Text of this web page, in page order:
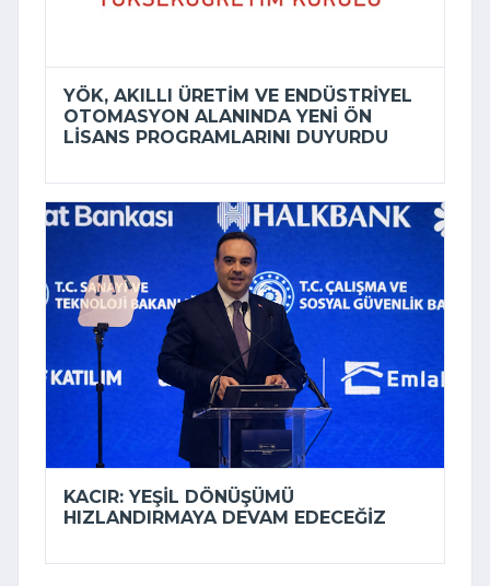
YÖK, AKILLI ÜRETIM VE ENDÜSTRIYEL
OTOMASYON ALANINDA YENI ÖN
LISANS PROGRAMLARINI DUYURDU
KACIR: YEŞIL DÖNÜŞÜMÜ
HIZLANDIRMAYA DEVAM EDECEĞIZ